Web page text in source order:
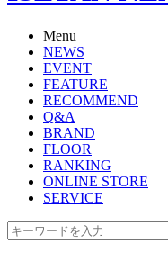
Menu
NEWS
EVENT
FEATURE
RECOMMEND
Q&A
BRAND
FLOOR
RANKING
ONLINE STORE
SERVICE